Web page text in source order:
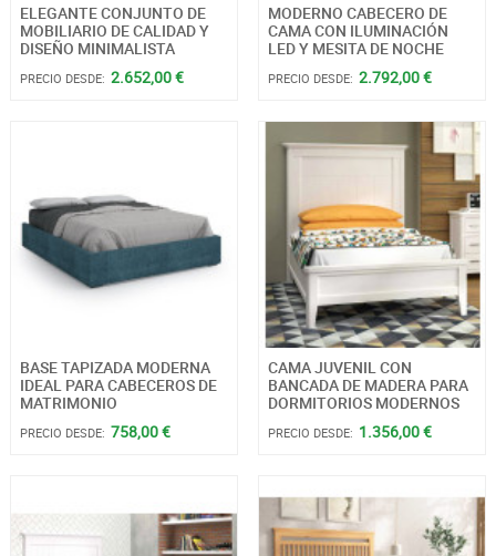
ELEGANTE CONJUNTO DE
MOBILIARIO DE CALIDAD Y
DISEÑO MINIMALISTA
PRECIO DESDE: 2.652,00 €
MODERNO CABECERO DE
CAMA CON ILUMINACIÓN
LED Y MESITA DE NOCHE
PRECIO DESDE: 2.792,00 €
BASE TAPIZADA MODERNA
IDEAL PARA CABECEROS DE
MATRIMONIO
PRECIO DESDE: 758,00 €
CAMA JUVENIL CON
BANCADA DE MADERA PARA
DORMITORIOS MODERNOS
PRECIO DESDE: 1.356,00 €